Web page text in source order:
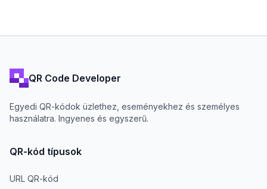
QR Code Developer
Egyedi QR-kódok üzlethez, eseményekhez és személyes
használatra. Ingyenes és egyszerű.
QR-kód típusok
URL QR-kód